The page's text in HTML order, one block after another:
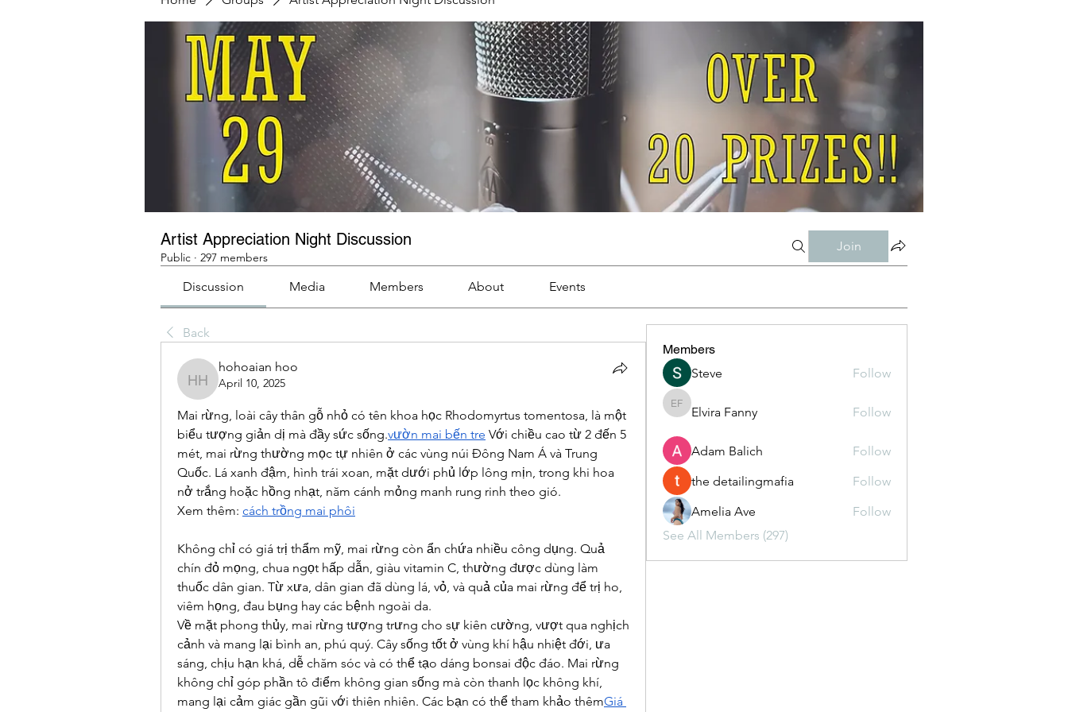
Artist Appreciation Night Discussion
Public · 297 members
Join
Discussion Media Members About Events
Back
hohoaian hoo
hohoaian hoo
April 10, 2025
Mai rừng, loài cây thân gỗ nhỏ có tên khoa học Rhodomyrtus tomentosa, là một
biểu tượng giản dị mà đầy sức sống.vườn mai bến tre Với chiều cao từ 2 đến 5
mét, mai rừng thường mọc tự nhiên ở các vùng núi Đông Nam Á và Trung
Quốc. Lá xanh đậm, hình trái xoan, mặt dưới phủ lớp lông mịn, trong khi hoa
nở trắng hoặc hồng nhạt, năm cánh mỏng manh rung rinh theo gió.
Xem thêm: cách trồng mai phôi
Không chỉ có giá trị thẩm mỹ, mai rừng còn ẩn chứa nhiều công dụng. Quả
chín đỏ mọng, chua ngọt hấp dẫn, giàu vitamin C, thường được dùng làm
thuốc dân gian. Từ xưa, dân gian đã dùng lá, vỏ, và quả của mai rừng để trị ho,
viêm họng, đau bụng hay các bệnh ngoài da.
Về mặt phong thủy, mai rừng tượng trưng cho sự kiên cường, vượt qua nghịch
cảnh và mang lại bình an, phú quý. Cây sống tốt ở vùng khí hậu nhiệt đới, ưa
sáng, chịu hạn khá, dễ chăm sóc và có thể tạo dáng bonsai độc đáo. Mai rừng
không chỉ góp phần tô điểm không gian sống mà còn thanh lọc không khí,
mang lại cảm giác gần gũi với thiên nhiên. Các bạn có thể tham khảo thêmGiá
Members
Steve
Follow
Elvira Fanny
Elvira Fanny Follow
Adam Balich
Follow
the detailingmafia
Follow
Amelia Ave
Follow
See All Members (297)